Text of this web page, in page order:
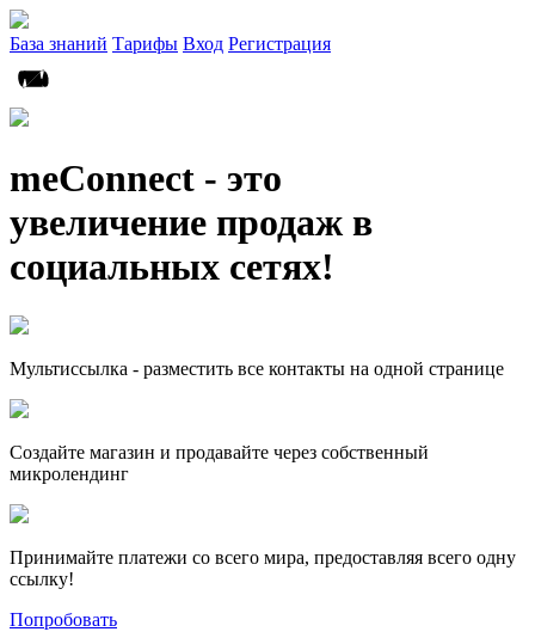
База знаний Тарифы Вход Регистрация
meConnect - это
увеличение продаж в
социальных сетях!
Мультиссылка - разместить все контакты на одной странице
Создайте магазин и продавайте через собственный
микролендинг
Принимайте платежи со всего мира, предоставляя всего одну
ссылку!
Попробовать